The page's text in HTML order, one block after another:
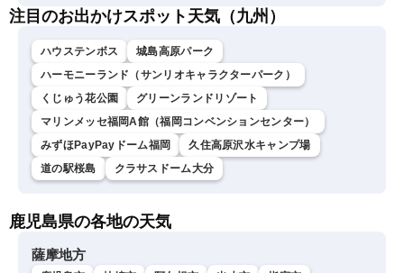
注目のお出かけスポット天気（九州）
ハウステンボス
城島高原パーク
ハーモニーランド（サンリオキャラクターパーク）
くじゅう花公園
グリーンランドリゾート
マリンメッセ福岡A館（福岡コンベンションセンター）
みずほPayPayドーム福岡
久住高原沢水キャンプ場
道の駅桜島
クラサスドーム大分
鹿児島県の各地の天気
薩摩地方